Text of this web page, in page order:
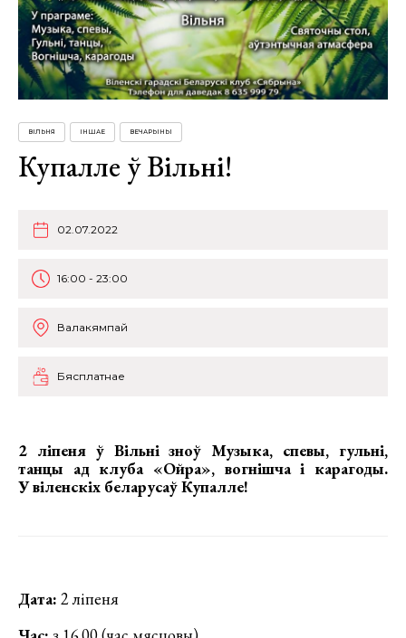
ВІЛЬНЯ ІНШАЕ ВЕЧАРЫНЫ
Купалле ў Вільні!
02.07.2022
16:00 - 23:00
Валакямпай
Бясплатнае
2 ліпеня ў Вільні зноў Музыка, спевы, гульні,
танцы ад клуба «Ойра», вогнішча і карагоды.
У віленскіх беларусаў Купалле!
Дата: 2 ліпеня